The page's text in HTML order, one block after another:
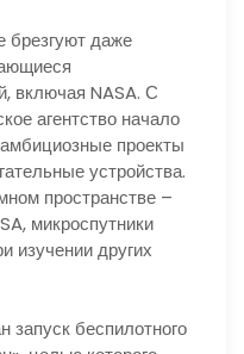
брезгуют даже
включая NASA. С
агентство начало
проекты
устройства.
пространстве –
микроспутники
изучении других
запуск беспилотного